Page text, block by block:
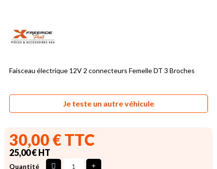
Faisceau électrique 12V 2 connecteurs Femelle DT 3 Broches
Je teste un autre véhicule
30,00 € TTC
25,00 € HT
Quantité